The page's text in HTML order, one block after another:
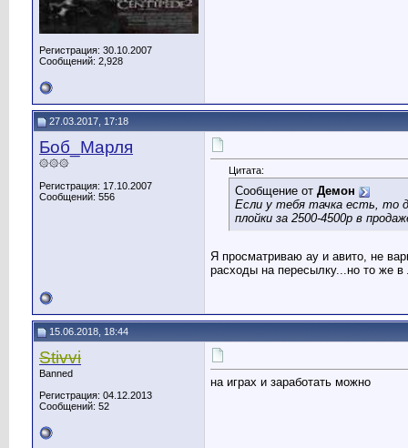
Регистрация: 30.10.2007
Сообщений: 2,928
27.03.2017, 17:18
Боб_Марля
۞۞۞
Регистрация: 17.10.2007
Сообщений: 556
Цитата:
Сообщение от Демон
Если у тебя тачка есть, то
плойки за 2500-4500р в
Я просматриваю ау и авито, не
расходы на пересылку...но то же
15.06.2018, 18:44
Stivvi
Banned
Регистрация: 04.12.2013
Сообщений: 52
на играх и заработать можно